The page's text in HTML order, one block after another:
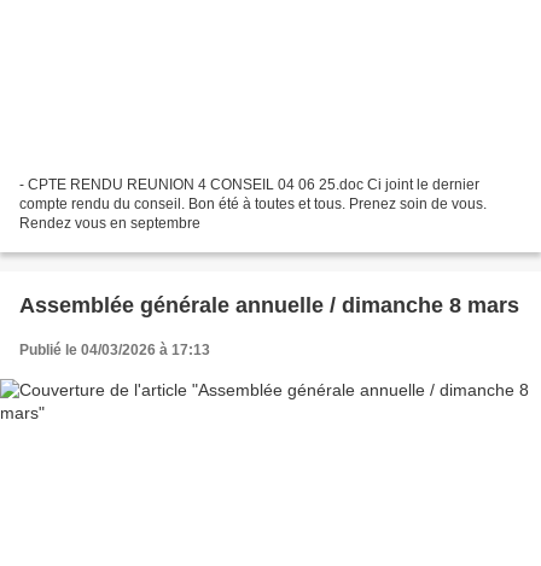
- CPTE RENDU REUNION 4 CONSEIL 04 06 25.doc Ci joint le dernier
compte rendu du conseil. Bon été à toutes et tous. Prenez soin de vous.
Rendez vous en septembre
Assemblée générale annuelle / dimanche 8 mars
Publié le 04/03/2026 à 17:13